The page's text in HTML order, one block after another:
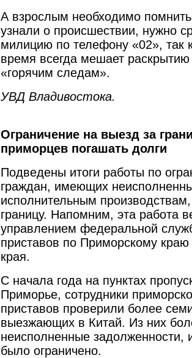
А взрослым необходимо
узнали о происшествии, нужно
милицию по телефону «02», так
время всегда мешает
«горячим следам».
УВД Владивостока.
Ограничение на выезд за
приморцев погашать долги
Подведены итоги работы по
граждан, имеющих
исполнительным
границу. Напомним, эта работа
управлением федеральной
приставов по Приморскому
края.
С начала года на пунктах
Приморье, сотрудники
приставов проверили более
выезжающих в Китай. Из них
неисполненные задолженности,
было ограничено.